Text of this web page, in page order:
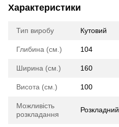
Характеристики
Тип виробу Кутовий
Глибина (см.) 104
Ширина (см.) 160
Висота (см.) 100
Можливість
розкладання
Розкладний